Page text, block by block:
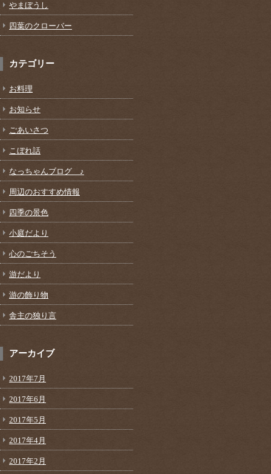
やまぼうし
四葉のクローバー
カテゴリー
お料理
お知らせ
ごあいさつ
こぼれ話
なっちゃんブログ ♪
周辺のおすすめ情報
四季の景色
小庭だより
心のごちそう
游だより
游の飾り物
舎主の独り言
アーカイブ
2017年7月
2017年6月
2017年5月
2017年4月
2017年2月